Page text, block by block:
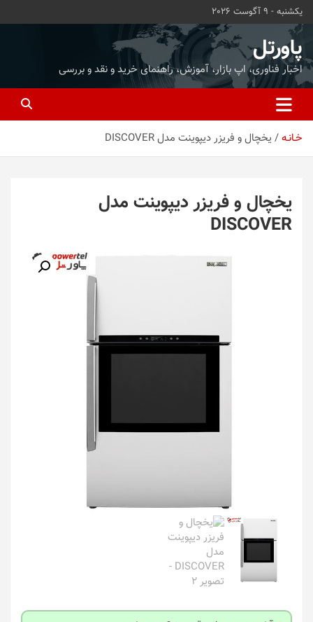
محتوا
بروید
یکشنبه - 9 آگوست 2026
پاورتل
اخبار فناوری، اپ بازار، آموزش، راهنمای خرید و نقد و بررسی
خـانـه یخچال و فریزر دیپوینت مدل DISCOVER
یخچال و فریزر دیپوینت مدل
DISCOVER